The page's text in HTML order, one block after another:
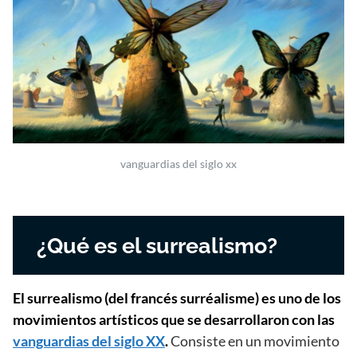
vanguardias del siglo xx
¿Qué es el surrealismo?
El surrealismo (del francés surréalisme)es uno de los
movimientos artísticos que se desarrollaron con las
vanguardias del siglo XX.Consiste en un movimiento